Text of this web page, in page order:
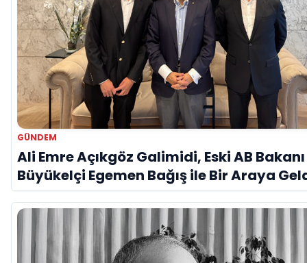
GÜNDEM
Ali Emre Açıkgöz Galimidi, Eski AB
Büyükelçi Egemen Bağış ile Bir Araya